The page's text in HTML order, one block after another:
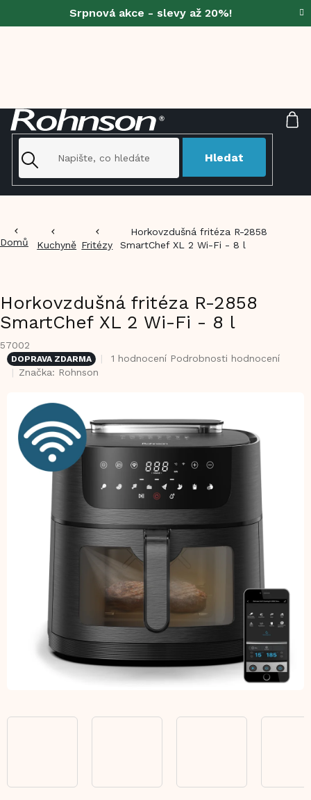
Srpnová akce - slevy až 20%!
Hledat
Domů Kuchyně Fritézy
Horkovzdušná fritéza R-2858
SmartChef XL 2 Wi-Fi - 8 l
Horkovzdušná fritéza R-2858
SmartChef XL 2 Wi-Fi - 8 l
57002
DOPRAVA ZDARMA
Průměrné
z
5
hvězdiček.
1 hodnocení Podrobnosti hodnocení
Značka: Rohnson